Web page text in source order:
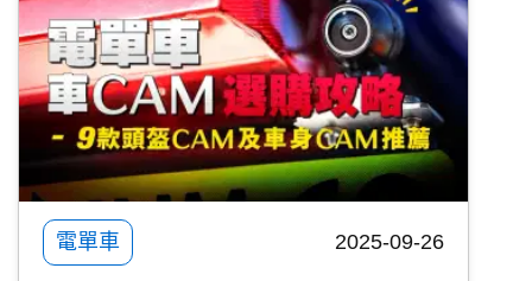
電單車 2025-09-26